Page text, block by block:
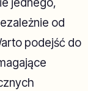
jednego,
od
podejść do